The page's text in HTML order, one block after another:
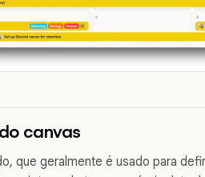
canvas
que geralmente é usado para